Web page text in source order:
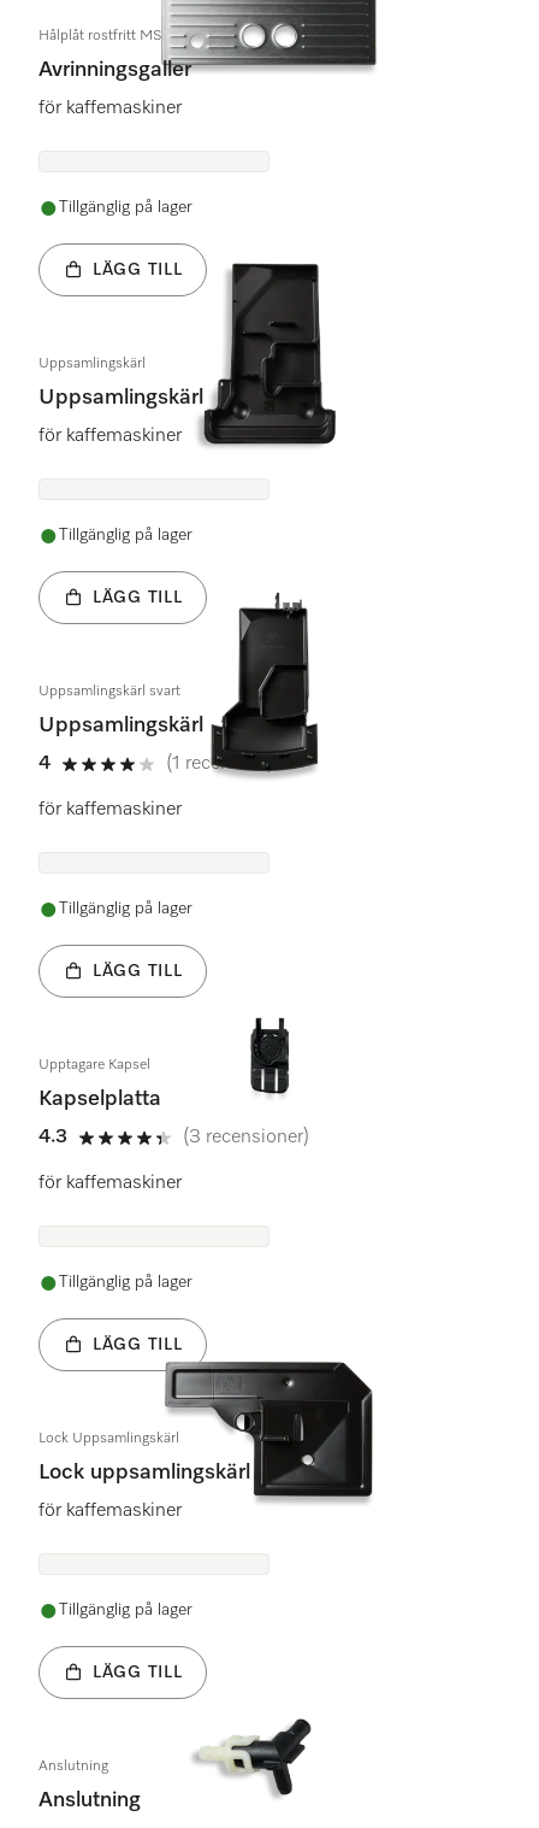
Hålplåt rostfritt MS1
Avrinningsgaller
för kaffemaskiner
Tillgänglig på lager
LÄGG TILL
Uppsamlingskärl
Uppsamlingskärl
för kaffemaskiner
Tillgänglig på lager
LÄGG TILL
Uppsamlingskärl svart
Uppsamlingskärl
4
4 stars out of 5
(1 recension)
för kaffemaskiner
Tillgänglig på lager
LÄGG TILL
Upptagare Kapsel
Kapselplatta
4.3
4.3 stars out of 5
(3 recensioner)
för kaffemaskiner
Tillgänglig på lager
LÄGG TILL
Lock Uppsamlingskärl
Lock uppsamlingskärl
för kaffemaskiner
Tillgänglig på lager
LÄGG TILL
Anslutning
Anslutning